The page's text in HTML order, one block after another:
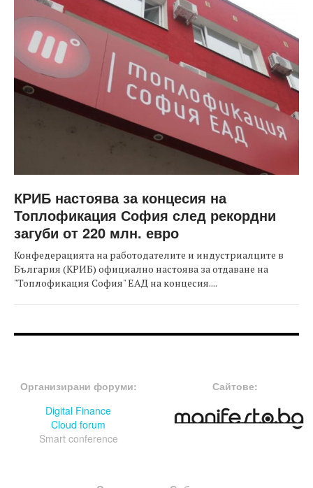
КРИБ настоява за концесия на
Топлофикация София след рекордни
загуби от 220 млн. евро
Конфедерацията на работодателите и индустриалците в
България (КРИБ) официално настоява за отдаване на
"Топлофикация София" ЕАД на концесия....
Организирани форуми:
Digital Finance
Cloud forum
Smart conference
Сайтове: